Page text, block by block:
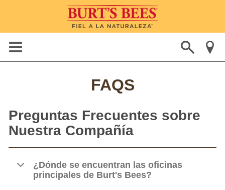
FAQS
Preguntas Frecuentes sobre
Nuestra Compañía
¿Dónde se encuentran las oficinas
principales de Burt's Bees?